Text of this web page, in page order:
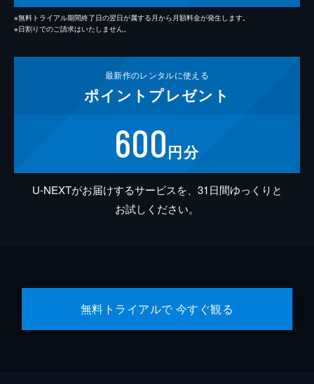
※無料トライアル期間終了日の翌日が属する月から月額料金が発生します。
※日割りでのご請求はいたしません。
最新作のレンタルに使える
ポイント プレゼント
600円分
U-NEXTがお届けするサービスを、31日間ゆっくりと
お試しください。
無料トライアルで 今すぐ観る